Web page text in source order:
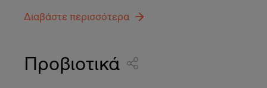
Διαβάστε περισσότερα
Προβιοτικά